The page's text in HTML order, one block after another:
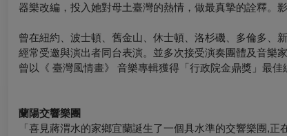
器樂改編，投入她對母土臺灣的熱情，做最真摯的詮釋。
曾在紐約、波士頓、舊金山、休士頓、洛杉磯、多倫多、
經常受邀與演出者同台表演。並多次接受演奏團體及音樂
曾以《 臺灣風情畫》 音樂專輯獲得「行政院金鼎獎」最佳
蘭陽交響樂團
「喜見蔣渭水的家鄉宜蘭誕生了一個具水準的交響樂團,正